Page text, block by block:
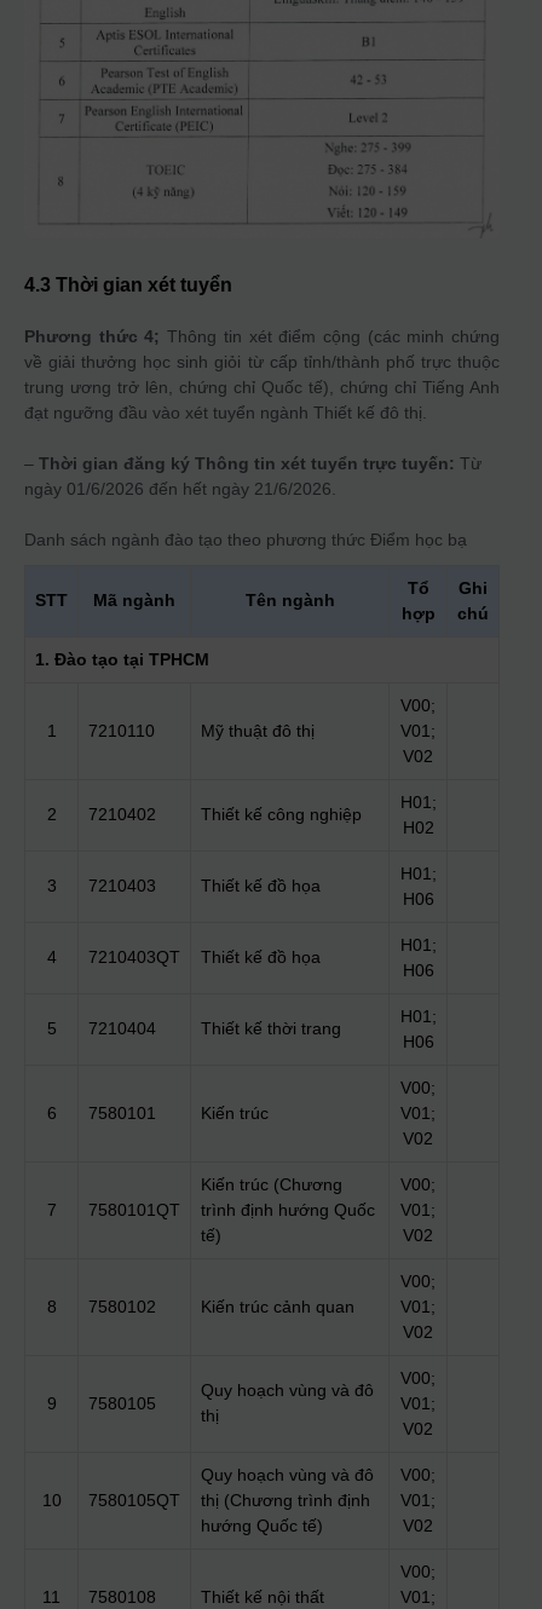
4.3 Thời gian xét tuyển
Phương thức 4;Thông tin xét điểm cộng (các minh chứng
về giải thưởng học sinh giỏi từ cấp tỉnh/thành phố trực thuộc
trung ương trở lên, chứng chỉ Quốc tế), chứng chỉ Tiếng Anh
đạt ngưỡng đầu vào xét tuyển ngành Thiết kế đô thị.
– Thời gian đăng ký Thông tin xét tuyển trực tuyến: Từ
ngày 01/6/2026 đến hết ngày 21/6/2026.
Danh sách ngành đào tạo theo phương thức Điểm học bạ
STT Mã ngành Tên ngành
Tổ
hợp
Ghi
chú
1. Đào tạo tại TPHCM
1 7210110 Mỹ thuật đô thị
V00;
V01;
V02
2 7210402 Thiết kế công nghiệp
H01;
H02
3 7210403 Thiết kế đồ họa
H01;
H06
4 7210403QT Thiết kế đồ họa
H01;
H06
5 7210404 Thiết kế thời trang
H01;
H06
6 7580101 Kiến trúc
V00;
V01;
V02
7 7580101QT
Kiến trúc (Chương
trình định hướng Quốc
tế)
V00;
V01;
V02
8 7580102 Kiến trúc cảnh quan
V00;
V01;
V02
9 7580105
Quy hoạch vùng và đô
thị
V00;
V01;
V02
10 7580105QT
Quy hoạch vùng và đô
thị (Chương trình định
hướng Quốc tế)
V00;
V01;
V02
11 7580108 Thiết kế nội thất
V00;
V01;